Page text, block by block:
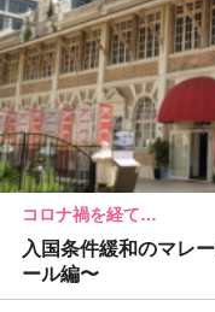
コロナ禍を経て…
入国条件緩和のマレ
ール編〜